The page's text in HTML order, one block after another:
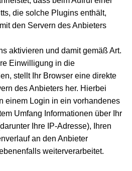
die solche Plugins enthält,
den Servern des Anbieters
aktivieren und damit gemäß Art.
Einwilligung in die
stellt Ihr Browser eine direkte
des Anbieters her. Hierbei
einem Login in ein vorhandenes
Umfang Informationen über Ihr
Ihre IP-Adresse), Ihren
an den Anbieter
weiterverarbeitet.